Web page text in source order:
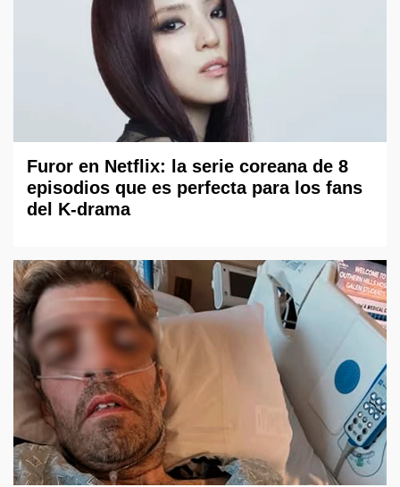
Furor en Netflix: la serie coreana de 8
episodios que es perfecta para los fans
del K-drama